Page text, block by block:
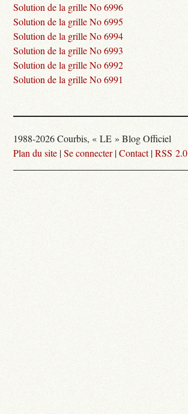
Solution de la grille No 6996
Solution de la grille No 6995
Solution de la grille No 6994
Solution de la grille No 6993
Solution de la grille No 6992
Solution de la grille No 6991
1988-2026 Courbis, « LE » Blog Officiel
Plan du site |Se connecter|Contact|RSS 2.0